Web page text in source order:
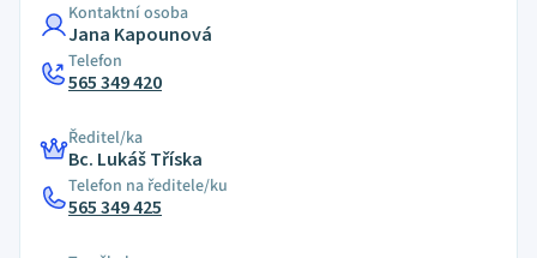
Kontaktní osoba
Jana Kapounová
Telefon
565 349 420
Ředitel/ka
Bc. Lukáš Tříska
Telefon na ředitele/ku
565 349 425